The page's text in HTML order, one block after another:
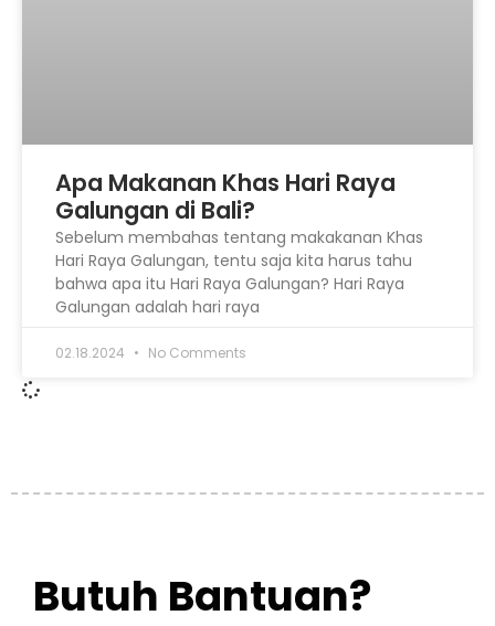
Apa Makanan Khas Hari Raya
Galungan di Bali?
Sebelum membahas tentang makakanan Khas
Hari Raya Galungan, tentu saja kita harus tahu
bahwa apa itu Hari Raya Galungan? Hari Raya
Galungan adalah hari raya
02.18.2024 No Comments
Butuh Bantuan?